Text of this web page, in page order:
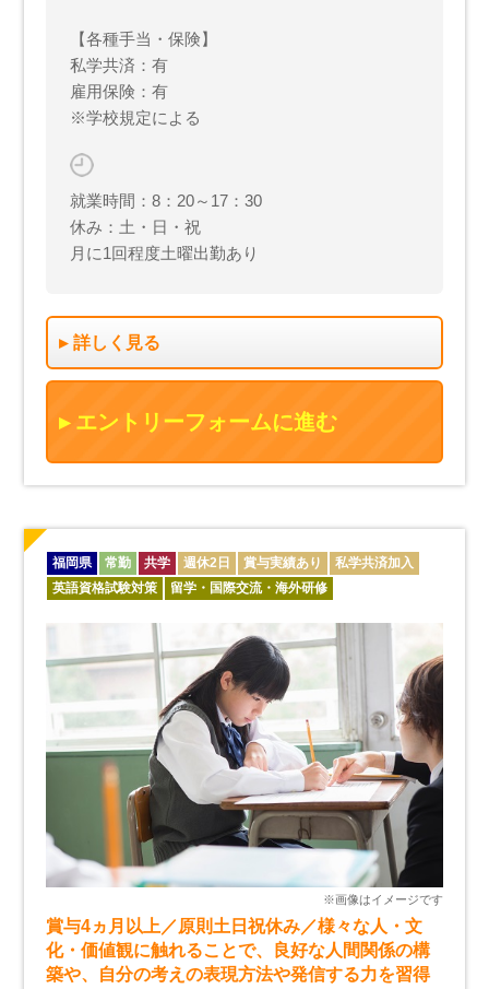
【各種手当・保険】
私学共済：有
雇用保険：有
※学校規定による
就業時間：8：20～17：30
休み：土・日・祝
月に1回程度土曜出勤あり
詳しく見る
エントリーフォームに進む
福岡県 常勤 共学 週休2日 賞与実績あり
私学共済加入
英語資格試験対策
留学・国際交流・海外研修
賞与4ヵ月以上／原則土日祝休み／様々な人・文
化・価値観に触れることで、良好な人間関係の構
築や、自分の考えの表現方法や発信する力を習得